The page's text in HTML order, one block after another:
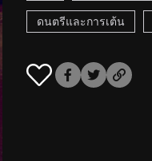
ดนตรีและการเต้น